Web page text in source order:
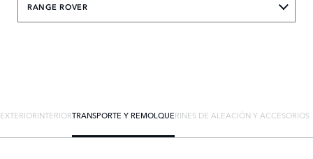
RANGE ROVER
EXTERIORINTERIORTRANSPORTE Y REMOLQUERINES DE ALEACIÓN Y ACCESORIOS